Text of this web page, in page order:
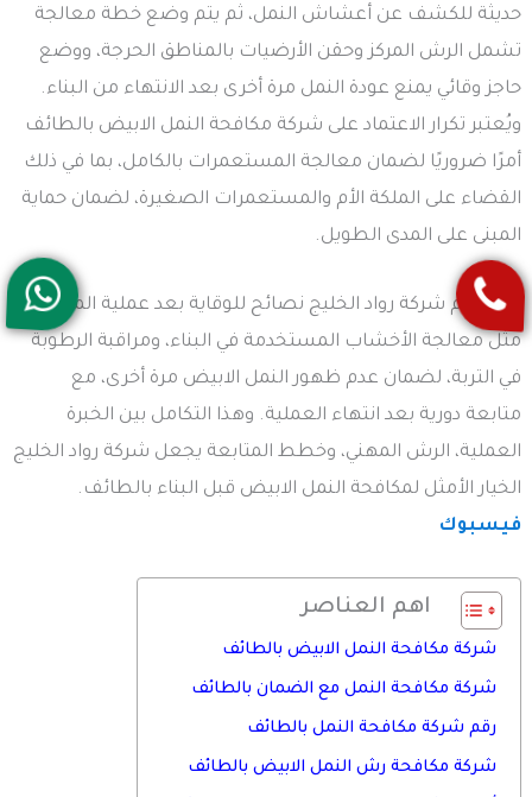
حديثة للكشف عن أعشاش النمل، ثم يتم وضع خطة معالجة
تشمل الرش المركز وحقن الأرضيات بالمناطق الحرجة، ووضع
حاجز وقائي يمنع عودة النمل مرة أخرى بعد الانتهاء من البناء.
ويُعتبر تكرار الاعتماد على شركة مكافحة النمل الابيض بالطائف
أمرًا ضروريًا لضمان معالجة المستعمرات بالكامل، بما في ذلك
القضاء على الملكة الأم والمستعمرات الصغيرة، لضمان حماية
المبنى على المدى الطويل.
كما تقدم شركة رواد الخليج نصائح للوقاية بعد عملية المكافحة،
مثل معالجة الأخشاب المستخدمة في البناء، ومراقبة الرطوبة
في التربة، لضمان عدم ظهور النمل الابيض مرة أخرى، مع
متابعة دورية بعد انتهاء العملية. وهذا التكامل بين الخبرة
العملية، الرش المهني، وخطط المتابعة يجعل شركة رواد الخليج
الخيار الأمثل لمكافحة النمل الابيض قبل البناء بالطائف.
فيسبوك
اهم العناصر
شركة مكافحة النمل الابيض بالطائف
شركة مكافحة النمل مع الضمان بالطائف
رقم شركة مكافحة النمل بالطائف
شركة مكافحة رش النمل الابيض بالطائف